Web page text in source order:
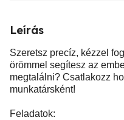
Leírás
Szeretsz precíz, kézzel
örömmel segítesz az
megtalálni? Csatlakozz
munkatársként!
Feladatok: